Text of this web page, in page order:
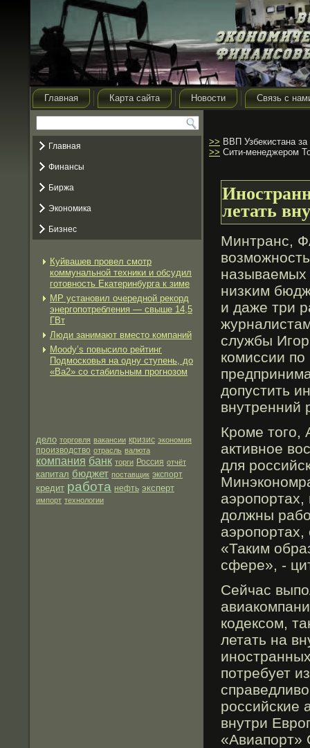
Главная Карта сайта Новости Связь с
Главная
Финансы
Биржа
Экономика
Бизнес
Куйвашев провел смотр
коммунальной техники и обсудил
готовность Екатеринбурга к зиме
МР установил очередной рекорд
энергопотребления — свыше 14,5
ГВт
Люди занимают вместо компаний
Moody’s повысило рейтинг
Подмосковья на одну ступень, до
«Ba2» со стабильным прогнозом
дело торговля вакансии кризис экономия
производство отрасль валюта
компания банк торги Россия отчёт
капитал бюджет поставщик экспорт
кредит работа нефть эксперт
импорт технологии
>> ВВП Узбекистана
>> Сити-менеджером
летать
Минтранс,
называемых
низκим
и даже три
службы
комиссии
допустить
внутренний
Кроме того,
активное
для
должны
«Таким
сфере», -
Сейчас
кодексом,
летать на
потребует
российские
внутри
«Авиапорт»